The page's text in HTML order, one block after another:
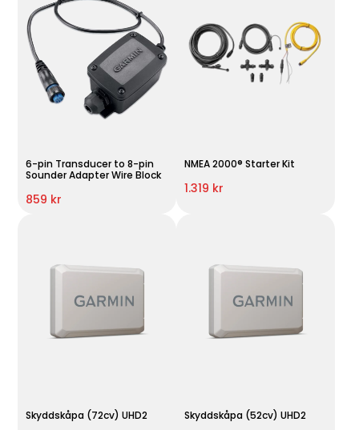
6-pin Transducer to 8-pin
Sounder Adapter Wire Block
859 kr
NMEA 2000® Starter Kit
1.319 kr
Skyddskåpa (72cv) UHD2 Skyddskåpa (52cv) UHD2